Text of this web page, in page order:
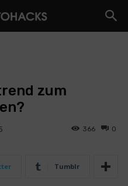
zum
0
366
Tumblr